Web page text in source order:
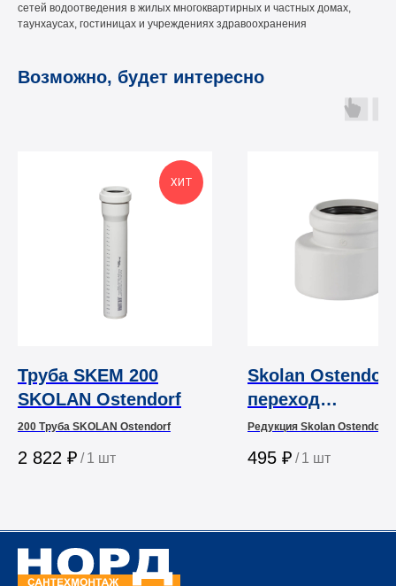
сетей водоотведения в жилых многоквартирных и частных домах,
таунхаусах, гостиницах и учреждениях здравоохранения
Возможно, будет интересно
ХИТ
Труба SKEM 200
SKOLAN Ostendorf
200 Труба SKOLAN Ostendorf
2 822 ₽ / 1 шт
Skolan
переход
эксцентрический
(редукция)
Редукция Skolan Ostendorf
495 ₽ / 1 шт